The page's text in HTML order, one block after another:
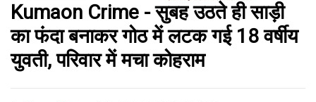
Kumaon Crime - सुबह उठते ही साड़ी
का फंदा बनाकर गोठ में लटक गई 18 वर्षीय
युवती, परिवार में मचा कोहराम